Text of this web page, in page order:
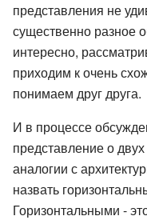
представления не
существенно разное
интересно,
приходим к очень
понимаем друг друга.
И в процессе
представление о
аналогии с
назвать
Горизонтальными -